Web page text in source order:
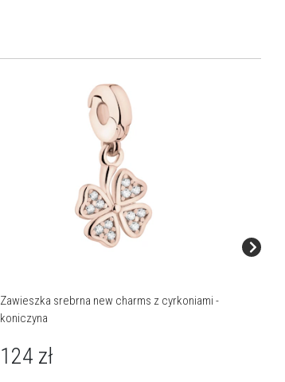
Zawieszka srebrna new charms z cyrkoniami -
koniczyna
124 zł